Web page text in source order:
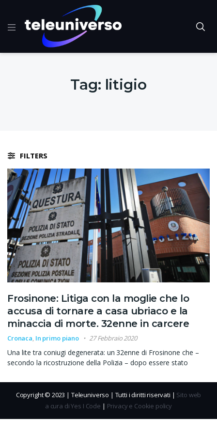
Tag: litigio
FILTERS
Frosinone: Litiga con la moglie che lo
accusa di tornare a casa ubriaco e la
minaccia di morte. 32enne in carcere
Cronaca, In primo piano 27 Febbraio 2020
Una lite tra coniugi degenerata: un 32enne di Frosinone che –
secondo la ricostruzione della Polizia – dopo essere stato
Copyright © 2023 | Teleuniverso | Tutti i diritti riservati | Sito web
a cura di Yes I Code | Privacy e Cookie policy